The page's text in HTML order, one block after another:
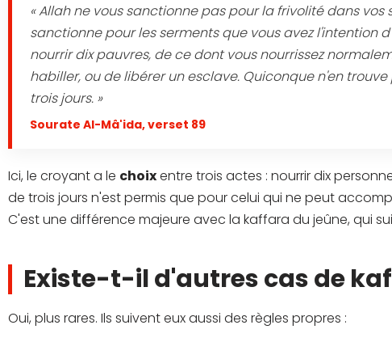
« Allah ne vous sanctionne pas pour la frivolité dans vos
sanctionne pour les serments que vous avez l'intention
nourrir dix pauvres, de ce dont vous nourrissez
habiller, ou de libérer un esclave. Quiconque n'en
trois jours. »
Sourate Al-Mâ'ida, verset 89
Ici, le croyant a le choixentre trois actes : nourrir dix
de trois jours n'est permis que pour celui qui ne peut
C'est une différence majeure avec la kaffara du jeûne, qui
Existe-t-il d'autres cas de
Oui, plus rares. Ils suivent eux aussi des règles propres :